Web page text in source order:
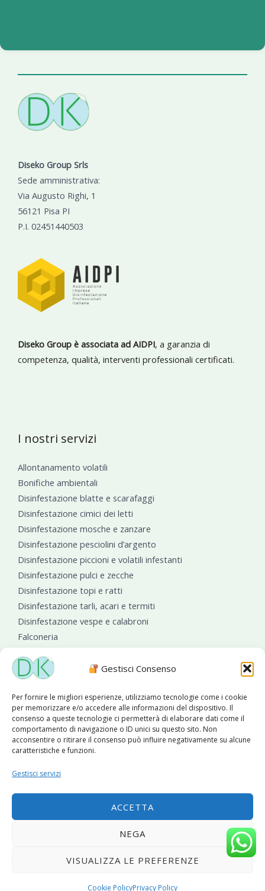
Gestisci Consenso
Per fornire le migliori esperienze, utilizziamo tecnologie come i cookie
per memorizzare e/o accedere alle informazioni del dispositivo. Il
consenso a queste tecnologie ci permetterà di elaborare dati come il
comportamento di navigazione o ID unici su questo sito. Non
acconsentire o ritirare il consenso può influire negativamente su alcune
caratteristiche e funzioni.
Gestisci servizi
ACCETTA
NEGA
VISUALIZZA LE PREFERENZE
Cookie PolicyPrivacy Policy
Diseko Group Srls
Sede amministrativa:
Via Augusto Righi, 1
56121 Pisa PI
P.I. 02451440503
Diseko Group è associata ad AIDPI, a garanzia di
competenza, qualità, interventi professionali certificati.
I nostri servizi
Allontanamento volatili
Bonifiche ambientali
Disinfestazione blatte e scarafaggi
Disinfestazione cimici dei letti
Disinfestazione mosche e zanzare
Disinfestazione pesciolini d’argento
Disinfestazione piccioni e volatili infestanti
Disinfestazione pulci e zecche
Disinfestazione topi e ratti
Disinfestazione tarli, acari e termiti
Disinfestazione vespe e calabroni
Falconeria
Copyright © 2026 Diseko Group Srls |
|Sito web
Privacy Policy| Cookie Policy